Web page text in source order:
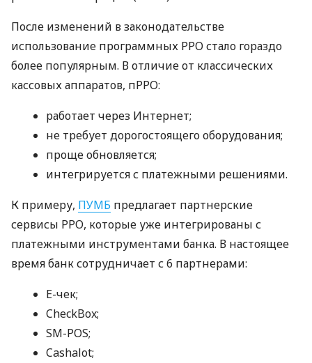
После изменений в законодательстве
использование программных РРО стало гораздо
более популярным. В отличие от классических
кассовых аппаратов, пРРО:
работает через Интернет;
не требует дорогостоящего оборудования;
проще обновляется;
интегрируется с платежными решениями.
К примеру, ПУМБ предлагает партнерские
сервисы РРО, которые уже интегрированы с
платежными инструментами банка. В настоящее
время банк сотрудничает с 6 партнерами:
E-чек;
CheckBox;
SM-POS;
Cashalot;